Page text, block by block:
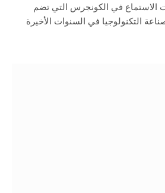
في الكونجرس التي تضم
التكنولوجيا في السنوات الأخيرة